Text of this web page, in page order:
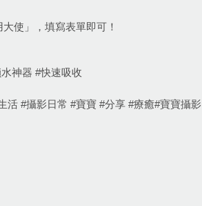
大使」，填寫表單即可！
神器 #快速吸收
活 #攝影日常 #寶寶 #分享 #療癒#寶寶攝影